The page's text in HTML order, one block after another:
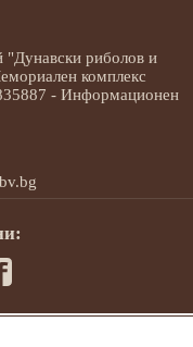
"Дунавски риболов и
комплекс
- Информационен